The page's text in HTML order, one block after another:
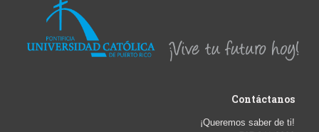
Contáctanos
¡Queremos saber de ti!